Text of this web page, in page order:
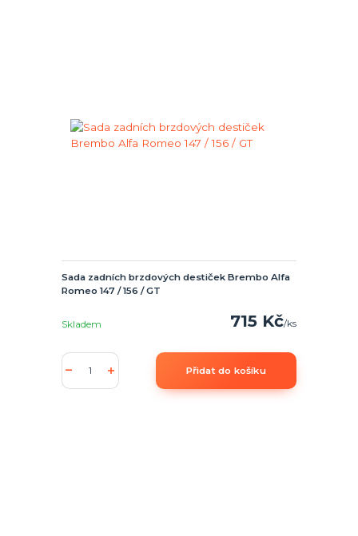
Sada zadních brzdových destiček Brembo Alfa
Romeo 147 / 156 / GT
715 Kč/ks
Skladem
Přidat do košíku